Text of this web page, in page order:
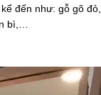
đến như: gỗ gõ đỏ,
bì,…